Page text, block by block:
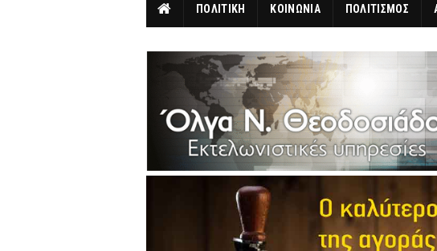
ΠΟΛΙΤΙΚΗ ΚΟΙΝΩΝΙΑ ΠΟΛΙΤΙΣΜΟΣ